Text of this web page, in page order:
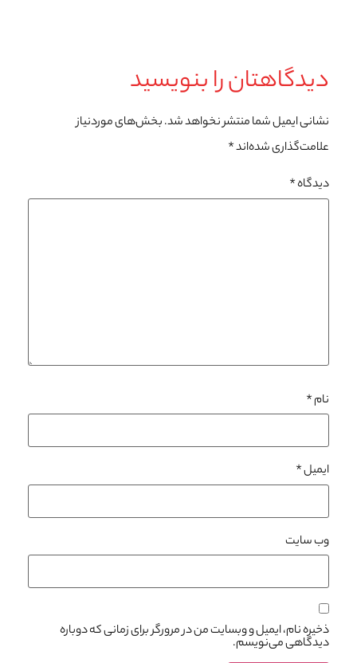
دیدگاهتان را بنویسید
نشانی ایمیل شما منتشر نخواهد شد.بخش‌های موردنیاز
علامت‌گذاری شده‌اند*
دیدگاه*
نام*
ایمیل*
وب‌ سایت
ذخیره نام، ایمیل و وبسایت من در مرورگر برای زمانی که دوباره
دیدگاهی می‌نویسم.